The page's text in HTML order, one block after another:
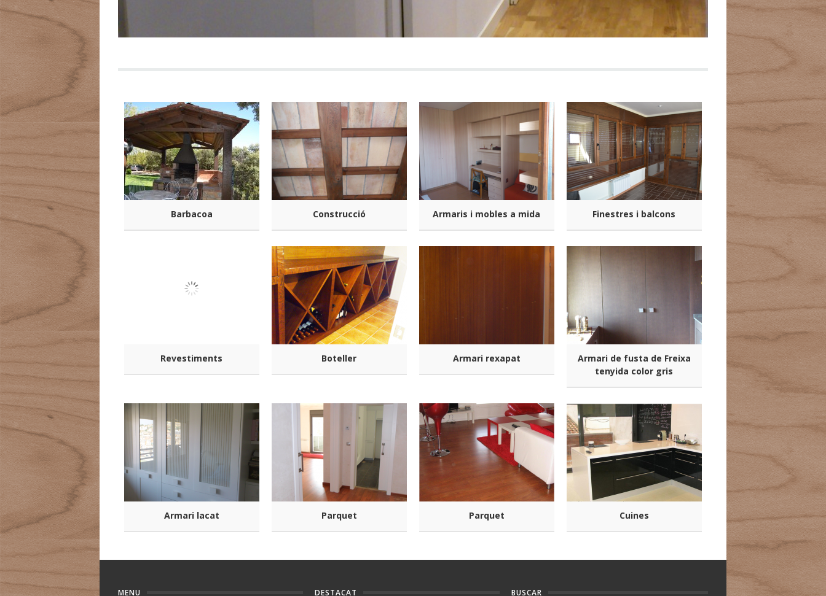
Barbacoa Construcció Armaris i mobles a mida Finestres i balcons
Revestiments Boteller Armari rexapat
Armari de fusta de Freixa
tenyida color gris
Armari lacat Parquet Parquet Cuines
MENU DESTACAT BUSCAR